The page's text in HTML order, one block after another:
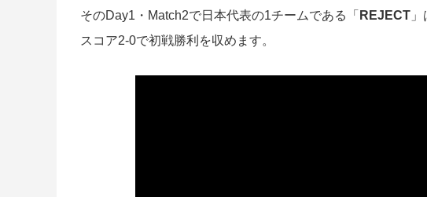
そのDay1・Match2で日本代表の1チームである「REJECT
スコア2-0で初戦勝利を収めます。